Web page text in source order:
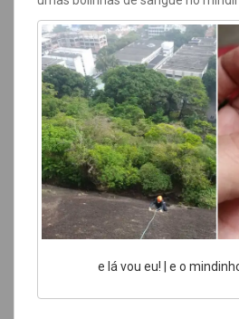
e lá vou eu! | e o